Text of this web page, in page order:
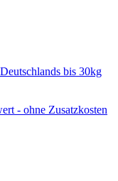
bis 30kg
- ohne Zusatzkosten